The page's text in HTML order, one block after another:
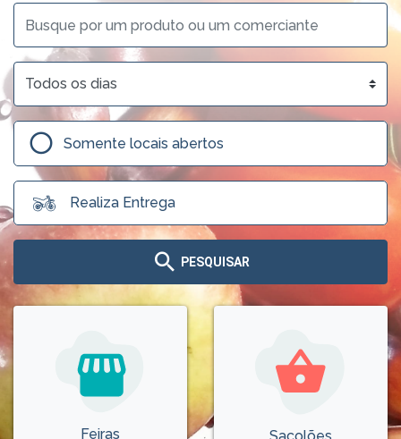
Somente locais abertos
Realiza Entrega
PESQUISAR
Feiras Sacolões